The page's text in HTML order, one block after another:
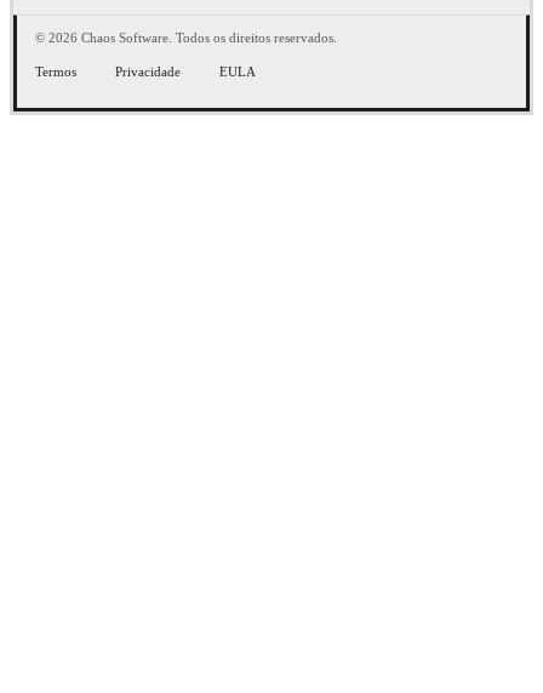
© 2026 Chaos Software. Todos os direitos reservados.
Termos Privacidade EULA